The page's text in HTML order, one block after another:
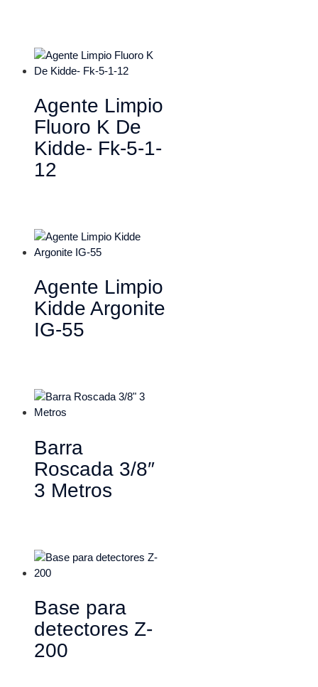
Agente Limpio
Fluoro K De
Kidde- Fk-5-1-
12
Agente Limpio
Kidde Argonite
IG-55
Barra
Roscada 3/8″
3 Metros
Base para
detectores Z-
200